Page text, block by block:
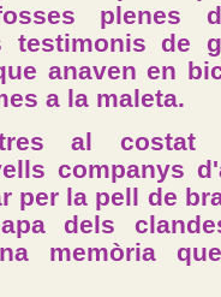
plenes
testimonis de
anaven en
a la maleta.
al costat
companys
per la pell de
dels
memòria